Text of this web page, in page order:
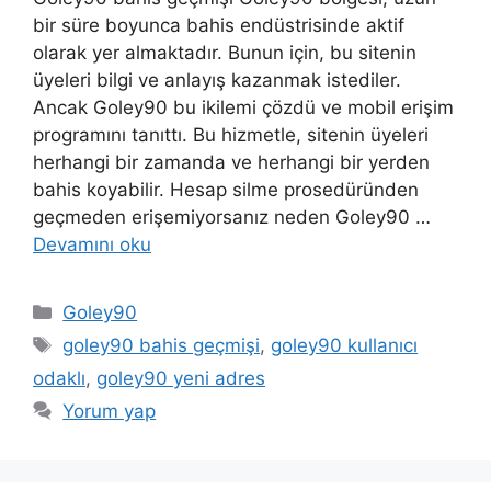
bir süre boyunca bahis endüstrisinde aktif
olarak yer almaktadır. Bunun için, bu sitenin
üyeleri bilgi ve anlayış kazanmak istediler.
Ancak Goley90 bu ikilemi çözdü ve mobil erişim
programını tanıttı. Bu hizmetle, sitenin üyeleri
herhangi bir zamanda ve herhangi bir yerden
bahis koyabilir. Hesap silme prosedüründen
geçmeden erişemiyorsanız neden Goley90 …
Devamını oku
Kategoriler
Goley90
Etiketler
goley90 bahis geçmişi, goley90 kullanıcı
odaklı, goley90 yeni adres
Yorum yap